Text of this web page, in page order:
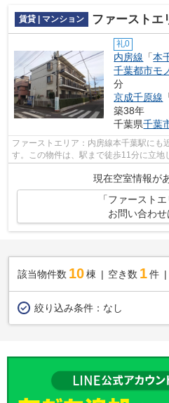
賃貸 | マンション ファーストエ
礼0
内房線 「本
千葉都市モ
分
京成千原線
築38年
千葉県千葉
ファーストエリア：内房線本千葉駅にも
す。この物件は、駅まで徒歩11分に立地
現在空室情報が
「ファースト
お問い合わせ
該当物件数 10棟 空き数 1 件
絞り込み条件： なし